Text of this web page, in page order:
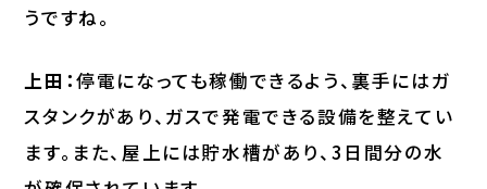
うですね。
上田：停電になっても稼働できるよう、裏手にはガ
スタンクがあり、ガスで発電できる設備を整えてい
ます。また、屋上には貯水槽があり、3日間分の水